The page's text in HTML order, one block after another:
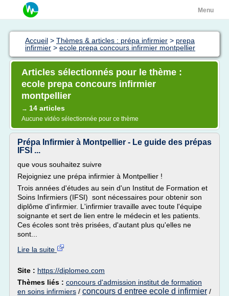
Menu
Accueil > Thèmes & articles : prépa infirmier > prepa
infirmier > ecole prepa concours infirmier montpellier
Articles sélectionnés pour le thème :
ecole prepa concours infirmier
montpellier
→ 14 articles
Aucune vidéo sélectionnée pour ce thème
Prépa Infirmier à Montpellier - Le guide des prépas
IFSI ...
que vous souhaitez suivre
Rejoigniez une prépa infirmier à Montpellier !
Trois années d'études au sein d'un Institut de Formation et
Soins Infirmiers (IFSI) sont nécessaires pour obtenir son
diplôme d'infirmier. L'infirmier travaille avec toute l'équipe
soignante et sert de lien entre le médecin et les patients.
Ces écoles sont très prisées, d'autant plus qu'elles ne
sont...
Lire la suite
Site : https://diplomeo.com
Thèmes liés : concours d'admission institut de formation
en soins infirmiers / concours d entree ecole d infirmier /